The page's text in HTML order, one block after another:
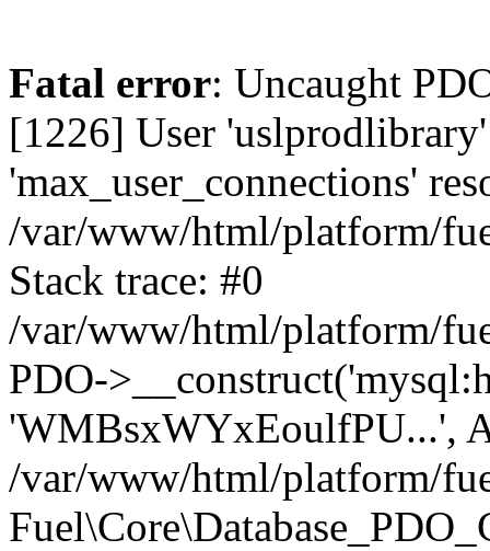
Fatal error: Uncaught
[1226] User 'uslprodlibrary'
'max_user_connections'
/var/www/html/platform/
Stack trace: #0
/var/www/html/platform/
PDO-
'WMBsxWYxEoulfPU...',
/var/www/html/platform/